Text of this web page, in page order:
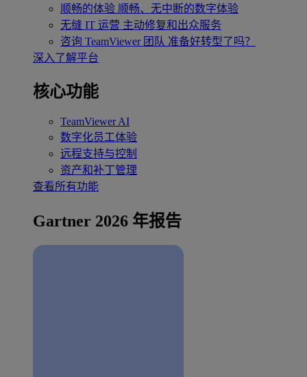
顺畅的体验 顺畅、无中断的数字体验
无缝 IT 运营 主动修复和出众服务
咨询 TeamViewer 团队 准备好转型了吗？
深入了解平台
核心功能
TeamViewer AI
数字化员工体验
远程支持与控制
资产和补丁管理
查看所有功能
Gartner 2026 年报告